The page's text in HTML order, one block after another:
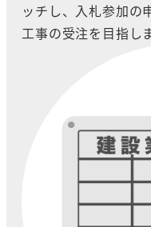
ッチし、入札参加の
工事の受注を目指し